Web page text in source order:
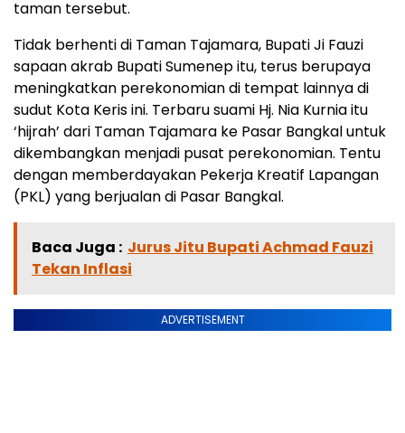
taman tersebut.
Tidak berhenti di Taman Tajamara, Bupati Ji Fauzi
sapaan akrab Bupati Sumenep itu, terus berupaya
meningkatkan perekonomian di tempat lainnya di
sudut Kota Keris ini. Terbaru suami Hj. Nia Kurnia itu
‘hijrah’ dari Taman Tajamara ke Pasar Bangkal untuk
dikembangkan menjadi pusat perekonomian. Tentu
dengan memberdayakan Pekerja Kreatif Lapangan
(PKL) yang berjualan di Pasar Bangkal.
Baca Juga : Jurus Jitu Bupati Achmad Fauzi
Tekan Inflasi
ADVERTISEMENT